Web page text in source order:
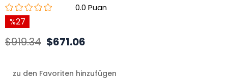
0.0
27
$919.34 $671.06
zu den Favoriten hinzufügen